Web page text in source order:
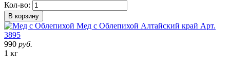
Кол-во:
В корзину
Мед с Облепихой Алтайский край Арт.
3895
990 руб.
1 кг